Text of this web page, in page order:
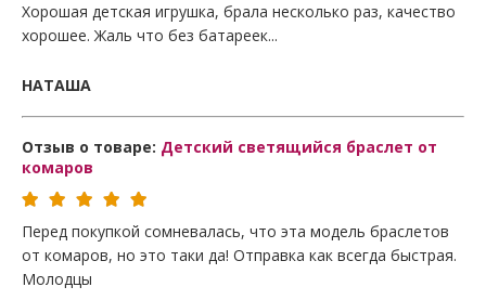
Хорошая детская игрушка, брала несколько раз, качество
хорошее. Жаль что без батареек...
НАТАША
Отзыв о товаре: Детский светящийся браслет от
комаров
Перед покупкой сомневалась, что эта модель браслетов
от комаров, но это таки да! Отправка как всегда быстрая.
Молодцы